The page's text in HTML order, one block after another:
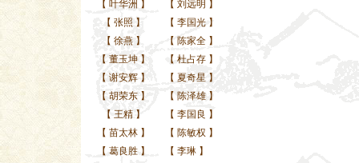
【 叶华洲 】 【 刘远明 】
【 张照 】 【 李国光 】
【 徐燕】 【 陈家全 】
【 董玉坤】 【 杜占存 】
【 谢安辉】 【 夏奇星 】
【 胡荣东】 【 陈泽雄 】
【 王精】 【 李国良 】
【 苗太林】 【 陈敏权 】
【 葛良胜】 【 李琳 】